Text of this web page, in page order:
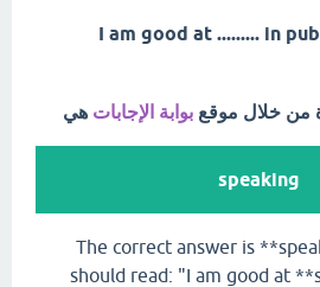
I am good at ......... in
من خلال موقع بوابة الإجابات هي
speaking
The correct answer is
should read: "I am good at